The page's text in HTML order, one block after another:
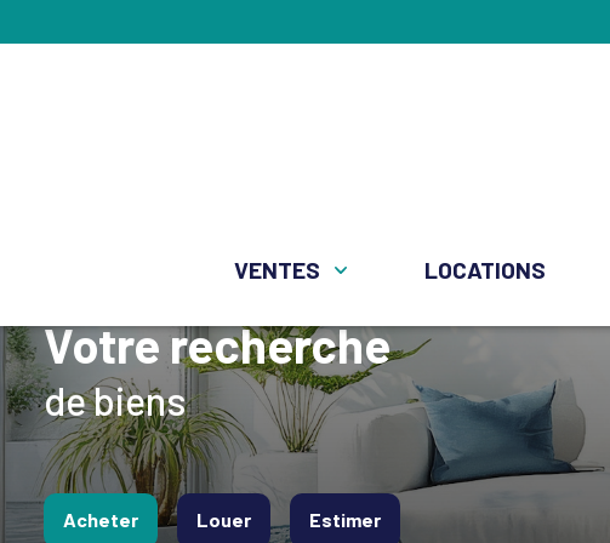
VENTES
Appartement
Autres
LOCATIONS
Votre recherche
de biens
Acheter Louer Estimer